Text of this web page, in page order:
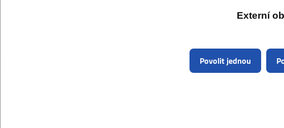
Externí
Povolit jednou